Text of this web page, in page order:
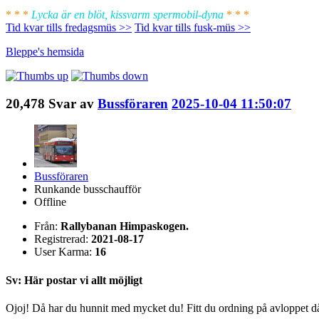
* * * Lycka är en blöt, kissvarm spermobil-dyna * * *
Tid kvar tills fredagsmüs >> Tid kvar tills fusk-müs >>
Bleppe's hemsida
20,478 Svar av Bussföraren 2025-10-04 11:50:07
Bussföraren
Runkande busschaufför
Offline
Från: Rallybanan Himpaskogen.
Registrerad: 2021-08-17
User Karma: 16
Sv: Här postar vi allt möjligt
Ojoj! Då har du hunnit med mycket du! Fitt du ordning på avloppet